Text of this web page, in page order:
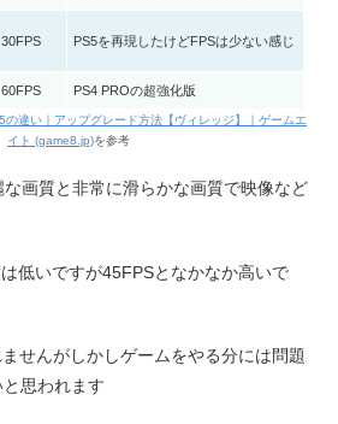
30FPS PS5を再現したけどFPSは少ない感じ
60FPS PS4 PROの超強化版
の違い｜アップグレード方法【ヴィレッジ】｜ゲームエ
イト (game8.jp)を参考
画質と非常に滑らかな画質で映像など
低いですが45FPSとなかなか高いで
せんがしかしゲームをやる分には問題
思われます